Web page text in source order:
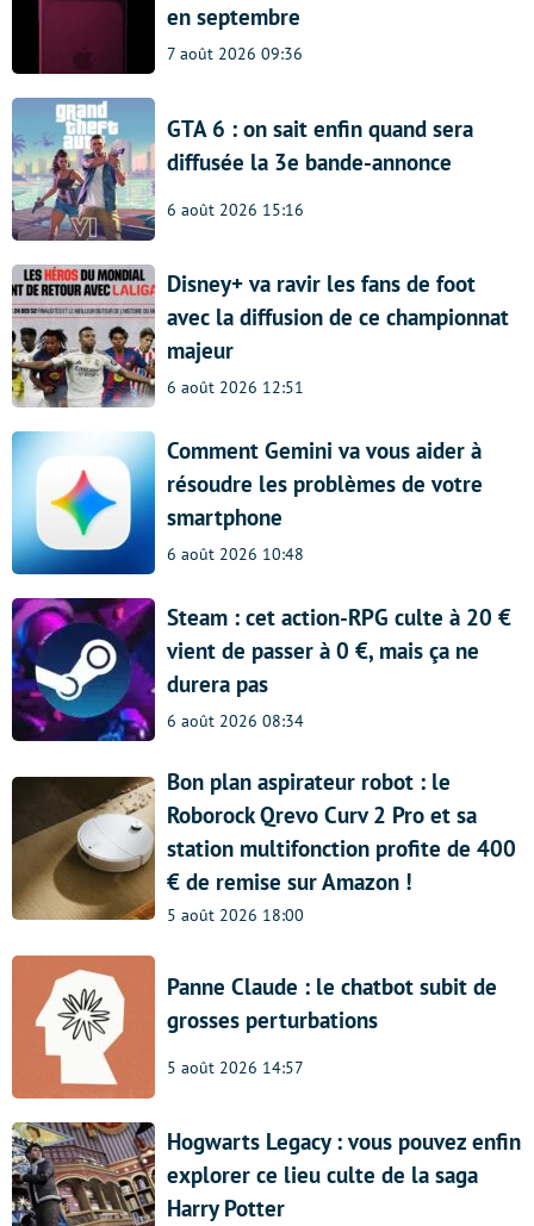
en septembre
7 août 2026 09:36
GTA 6 : on sait enfin quand sera
diffusée la 3e bande-annonce
6 août 2026 15:16
Disney+ va ravir les fans de foot
avec la diffusion de ce championnat
majeur
6 août 2026 12:51
Comment Gemini va vous aider à
résoudre les problèmes de votre
smartphone
6 août 2026 10:48
Steam : cet action-RPG culte à 20 €
vient de passer à 0 €, mais ça ne
durera pas
6 août 2026 08:34
Bon plan aspirateur robot : le
Roborock Qrevo Curv 2 Pro et sa
station multifonction profite de 400
€ de remise sur Amazon !
5 août 2026 18:00
Panne Claude : le chatbot subit de
grosses perturbations
5 août 2026 14:57
Hogwarts Legacy : vous pouvez enfin
explorer ce lieu culte de la saga
Harry Potter